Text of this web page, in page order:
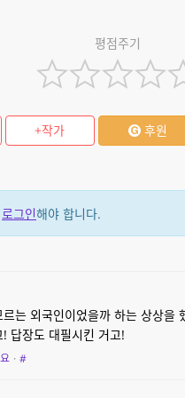
평점주기
+작가 후원
로그인해야 합니다.
는 외국인이었을까 하는 상상을
답장도 대필시킨 거고!
· #